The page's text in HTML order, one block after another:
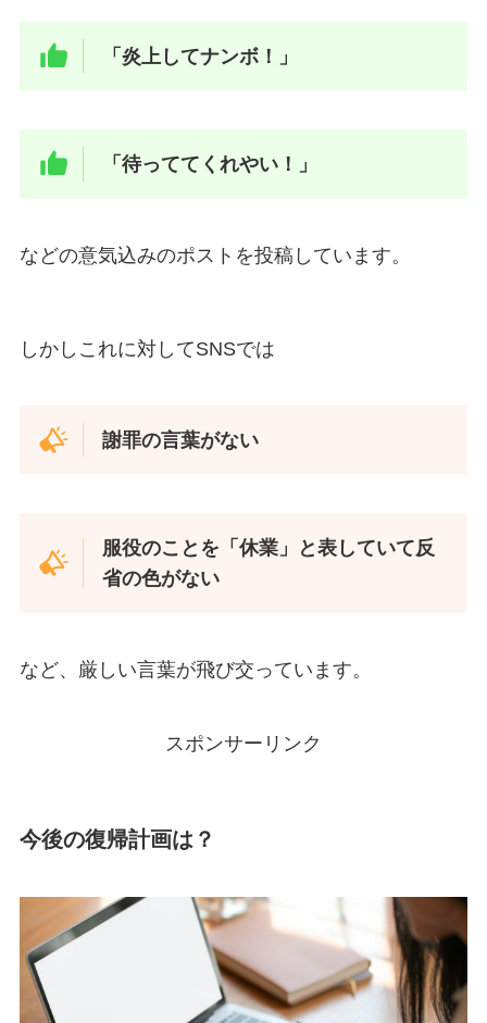
「炎上してナンボ！」
「待っててくれやい！」
などの意気込みのポストを投稿しています。
しかしこれに対してSNSでは
謝罪の言葉がない
服役のことを「休業」と表していて反
省の色がない
など、厳しい言葉が飛び交っています。
スポンサーリンク
今後の復帰計画は？